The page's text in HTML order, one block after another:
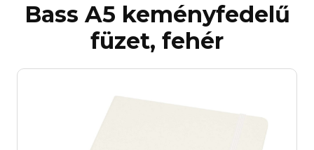
Bass A5 keményfedelű
füzet, fehér